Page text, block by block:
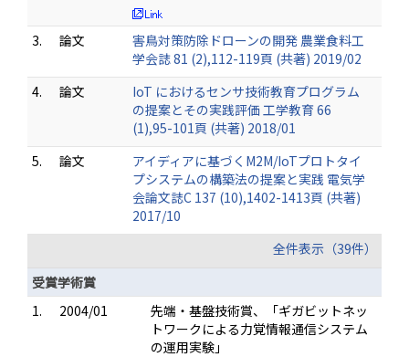
3. 論文
害鳥対策防除ドローンの開発 農業食料工
学会誌 81 (2),112-119頁 (共著) 2019/02
4.
論文
IoT におけるセンサ技術教育プログラム
の提案とその実践評価 工学教育 66
(1),95-101頁 (共著) 2018/01
5.
論文
アイディアに基づくM2M/IoTプロトタイ
プシステムの構築法の提案と実践 電気学
会論文誌C 137 (10),1402-1413頁 (共著)
2017/10
全件表示（39件）
受賞学術賞
1.
2004/01
先端・基盤技術賞、「ギガビットネッ
トワークによる力覚情報通信システム
の運用実験」